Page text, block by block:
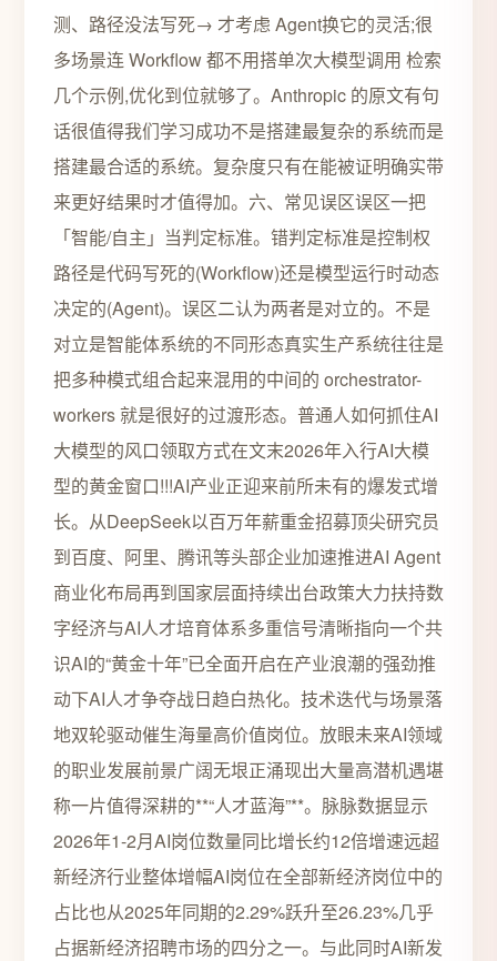
测、路径没法写死→ 才考虑 Agent换它的灵活;很
多场景连 Workflow 都不用搭单次大模型调用 检索
几个示例,优化到位就够了。Anthropic 的原文有句
话很值得我们学习成功不是搭建最复杂的系统而是
搭建最合适的系统。复杂度只有在能被证明确实带
来更好结果时才值得加。六、常见误区误区一把
「智能/自主」当判定标准。错判定标准是控制权
路径是代码写死的(Workflow)还是模型运行时动态
决定的(Agent)。误区二认为两者是对立的。不是
对立是智能体系统的不同形态真实生产系统往往是
把多种模式组合起来混用的中间的 orchestrator-
workers 就是很好的过渡形态。普通人如何抓住AI
大模型的风口领取方式在文末2026年入行AI大模
型的黄金窗口!!!AI产业正迎来前所未有的爆发式增
长。从DeepSeek以百万年薪重金招募顶尖研究员
到百度、阿里、腾讯等头部企业加速推进AI Agent
商业化布局再到国家层面持续出台政策大力扶持数
字经济与AI人才培育体系多重信号清晰指向一个共
识AI的“黄金十年”已全面开启在产业浪潮的强劲推
动下AI人才争夺战日趋白热化。技术迭代与场景落
地双轮驱动催生海量高价值岗位。放眼未来AI领域
的职业发展前景广阔无垠正涌现出大量高潜机遇堪
称一片值得深耕的**“人才蓝海”**。脉脉数据显示
2026年1-2月AI岗位数量同比增长约12倍增速远超
新经济行业整体增幅AI岗位在全部新经济岗位中的
占比也从2025年同期的2.29%跃升至26.23%几乎
占据新经济招聘市场的四分之一。与此同时AI新发